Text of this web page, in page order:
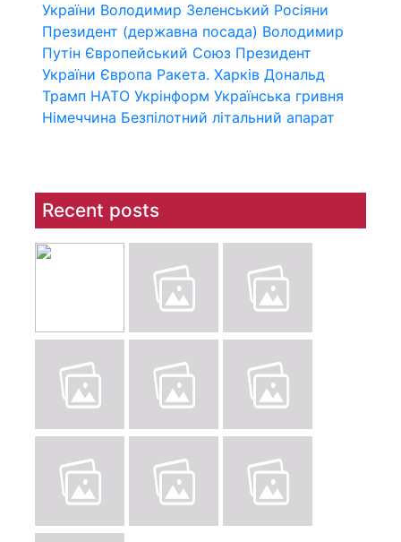
України Володимир Зеленський Росіяни
Президент (державна посада) Володимир
Путін Європейський Союз Президент
України Європа Ракета. Харків Дональд
Трамп НАТО Укрінформ Українська гривня
Німеччина Безпілотний літальний апарат
Recent posts